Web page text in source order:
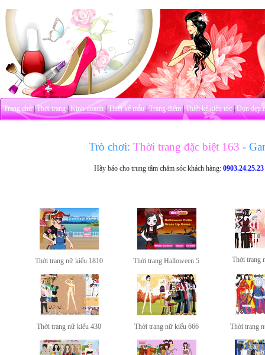
Trang chủ|Thời trang|Kinh doanh|Thiết kế mẫu|Trang điểm|Thiết kế kiểu tóc|Dọn dẹp
Trò chơi: Thời trang đặc biệt 163-
Hãy báo cho trung tâm chăm sóc khách hàng:0903.24.25.23
Thời trang nữ kiểu 1810 Thời trang Halloween 5 Thời trang
Thời trang nữ kiểu 430 Thời trang nữ kiểu 666 Thời trang